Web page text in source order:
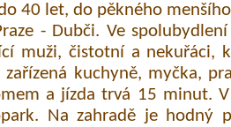
40 let, do pěkného
- Dubči. Ve
muži, čistotní a nekuřáci,
kuchyně, myčka,
a jízda trvá 15 minut.
Na zahradě je hodný